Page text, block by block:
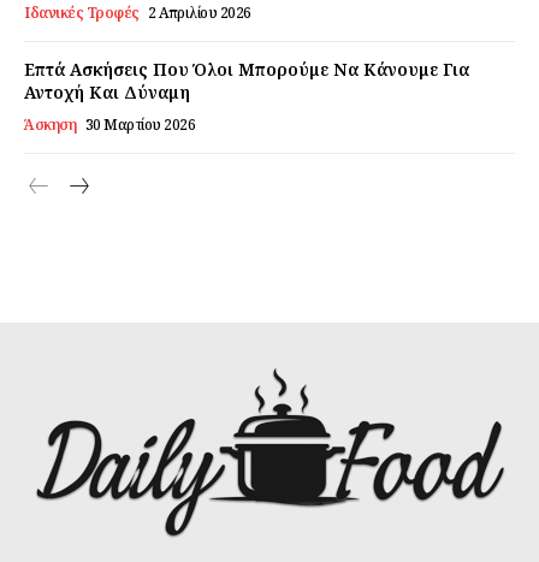
Ιδανικές Τροφές 2 Απριλίου 2026
Επτά Ασκήσεις Που Όλοι Μπορούμε Να Κάνουμε Για
Αντοχή Και Δύναμη
Άσκηση 30 Μαρτίου 2026